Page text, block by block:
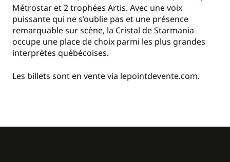
Métrostar et 2 trophées Artis. Avec une voix
puissante qui ne s’oublie pas et une présence
remarquable sur scène, la Cristal de Starmania
occupe une place de choix parmi les plus grandes
interprètes québécoises.
Les billets sont en vente via lepointdevente.com.